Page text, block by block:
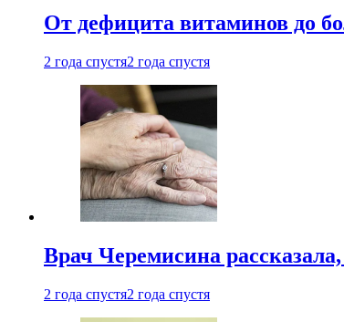
От дефицита витаминов до
2 года спустя2 года спустя
Врач Черемисина
2 года спустя2 года спустя